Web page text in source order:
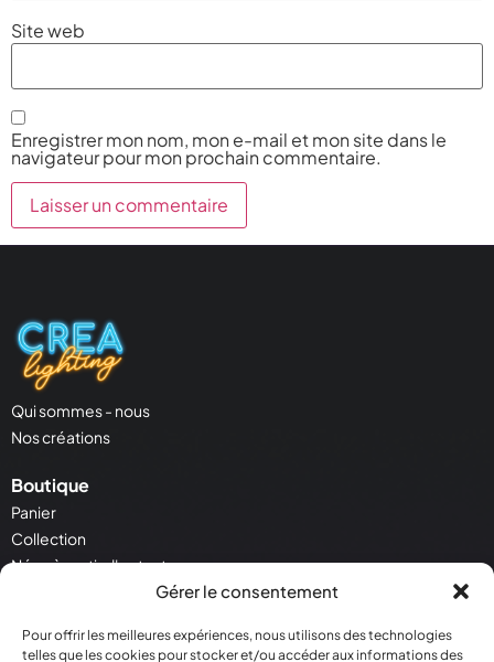
Gérer le consentement
Pour offrir les meilleures expériences, nous utilisons des technologies
telles que les cookies pour stocker et/ou accéder aux informations des
Site web
Enregistrer mon nom, mon e-mail et mon site dans le
navigateur pour mon prochain commentaire.
Qui sommes - nous
Nos créations
Boutique
Panier
Collection
Néon à partir d'un texte
Néon à partir d'une image
Service Client